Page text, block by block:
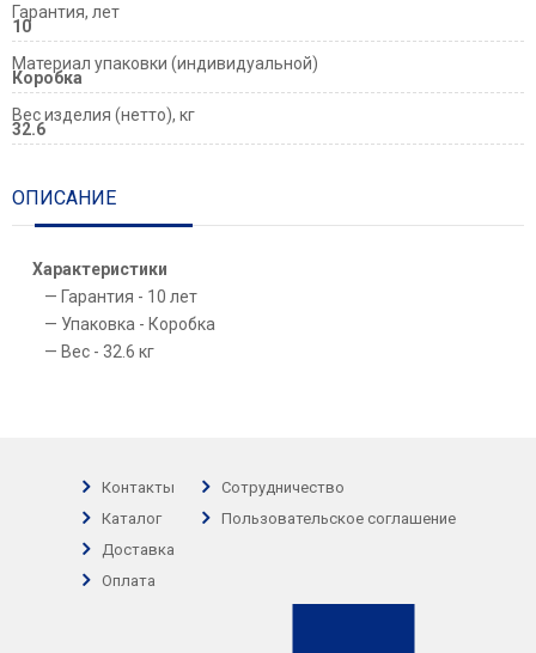
Гарантия, лет
10
Материал упаковки (индивидуальной)
Коробка
Вес изделия (нетто), кг
32.6
ОПИСАНИЕ
Характеристики
Гарантия - 10 лет
Упаковка - Коробка
Вес - 32.6 кг
Контакты
Каталог
Доставка
Оплата
Сотрудничество
Пользовательское соглашение